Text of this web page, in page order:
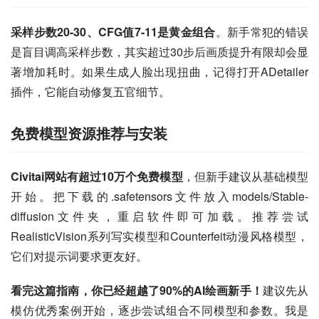
采样步数20-30、CFG值7-11是黄金组合。新手常犯的错误
是盲目调高采样步数，其实超过30步后画质提升有限却会显
著增加耗时。如果生成人脸出现扭曲，记得打开ADetailer
插件，它能自动修复五官细节。
免费模型资源推荐与安装
Civitai网站有超过10万个免费模型 ，但新手建议从基础模型
开始。把下载的.safetensors文件放入models/Stable-
diffusion文件夹，重启软件即可加载。推荐尝试
RealisticVision系列写实模型和Counterfeit动漫风格模型，
它们对提示词要求更友好。
看完这篇指南，你已经超越了90%的AI绘画新手！ 建议先从
模仿优秀案例开始，逐步尝试组合不同模型和参数。我是